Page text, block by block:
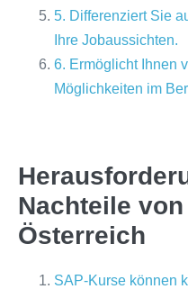
5. Differenziert Sie
Ihre Jobaussichten.
6. Ermöglicht Ihnen
Möglichkeiten im
Nachteile
Österreich
SAP-Kurse können